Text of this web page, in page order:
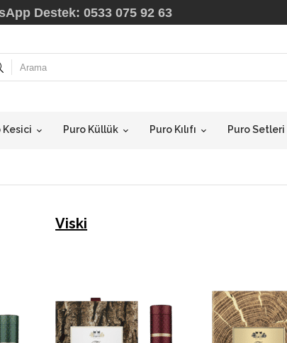
Destek: 0533 075 92 63
Kesici Puro Küllük Puro Kılıfı Puro Setleri
Viski